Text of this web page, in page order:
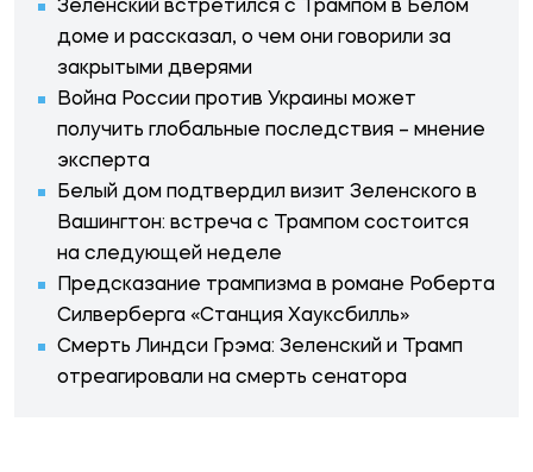
Зеленский встретился с Трампом в Белом
доме и рассказал, о чем они говорили за
закрытыми дверями
Война России против Украины может
получить глобальные последствия – мнение
эксперта
Белый дом подтвердил визит Зеленского в
Вашингтон: встреча с Трампом состоится
на следующей неделе
Предсказание трампизма в романе Роберта
Силверберга «Станция Хауксбилль»
Смерть Линдси Грэма: Зеленский и Трамп
отреагировали на смерть сенатора